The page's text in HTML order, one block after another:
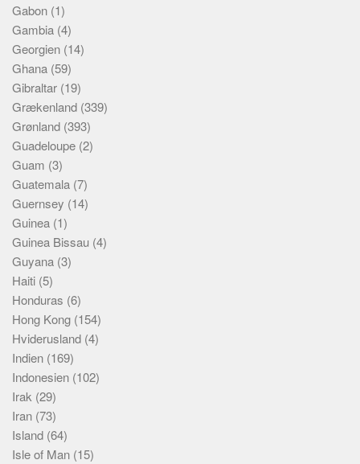
Gabon (1)
Gambia (4)
Georgien (14)
Ghana (59)
Gibraltar (19)
Grækenland (339)
Grønland (393)
Guadeloupe (2)
Guam (3)
Guatemala (7)
Guernsey (14)
Guinea (1)
Guinea Bissau (4)
Guyana (3)
Haiti (5)
Honduras (6)
Hong Kong (154)
Hviderusland (4)
Indien (169)
Indonesien (102)
Irak (29)
Iran (73)
Island (64)
Isle of Man (15)